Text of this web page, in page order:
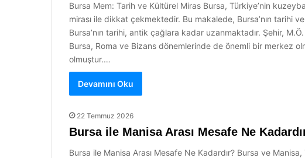
Bursa Mem: Tarih ve Kültürel Miras Bursa, Türkiye’nin
mirası ile dikkat çekmektedir. Bu makalede, Bursa’nın tarihi
Bursa’nın tarihi, antik çağlara kadar uzanmaktadır. Şehir,
Bursa, Roma ve Bizans dönemlerinde de önemli bir merkez
olmuştur.…
Devamını Oku
22 Temmuz 2026
Bursa ile Manisa Arası Mesafe Ne
Bursa ile Manisa Arası Mesafe Ne Kadardır? Bursa ve